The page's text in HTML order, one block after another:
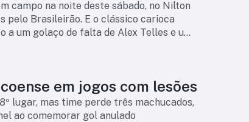
campo na noite deste sábado, no Nilton
pelo Brasileirão. E o clássico carioca
a um golaço de falta de Alex Telles e um
a Chapecoense em jogos com lesões
lugar, mas time perde três machucados,
ao comemorar gol anulado